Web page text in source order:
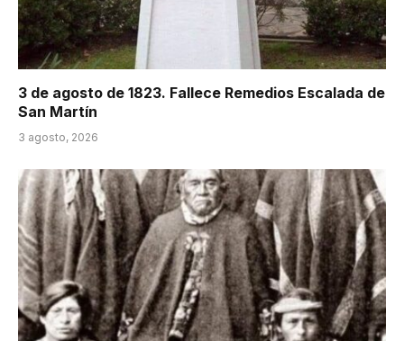
3 de agosto de 1823. Fallece Remedios Escalada de
San Martín
3 agosto, 2026